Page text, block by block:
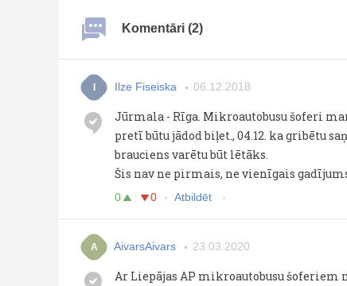
Komentāri (2)
Ilze Fiseiska 06.12.2018
Jūrmala - Rīga. Mikroautobusu šoferi
pretī būtu jādod biļet., 04.12. ka gribētu
brauciens varētu būt lētāks.
Šis nav ne pirmais, ne vienīgais
0 0 Atbildēt
A AivarsAivars 23.03.2020
Ar Liepājas AP mikroautobusu